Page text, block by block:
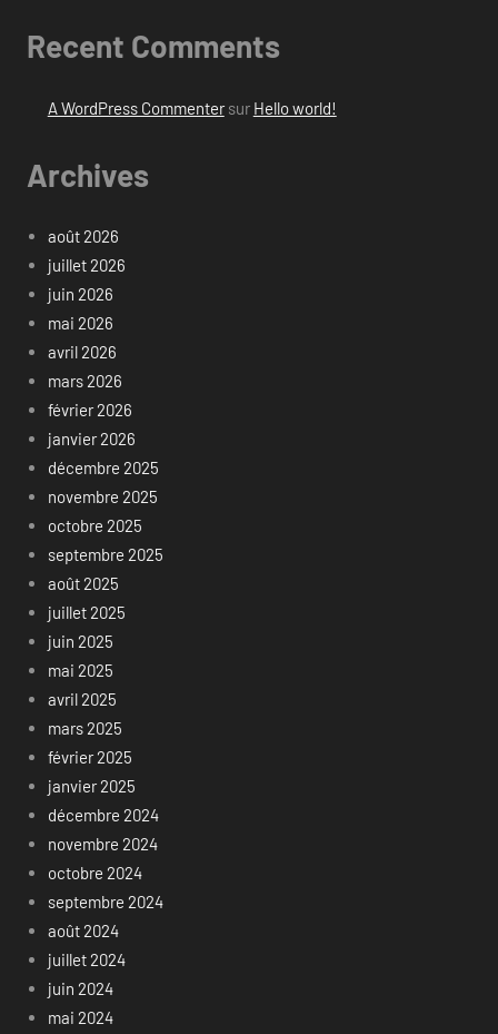
Recent Comments
A WordPress Commentersur Hello world!
Archives
août 2026
juillet 2026
juin 2026
mai 2026
avril 2026
mars 2026
février 2026
janvier 2026
décembre 2025
novembre 2025
octobre 2025
septembre 2025
août 2025
juillet 2025
juin 2025
mai 2025
avril 2025
mars 2025
février 2025
janvier 2025
décembre 2024
novembre 2024
octobre 2024
septembre 2024
août 2024
juillet 2024
juin 2024
mai 2024